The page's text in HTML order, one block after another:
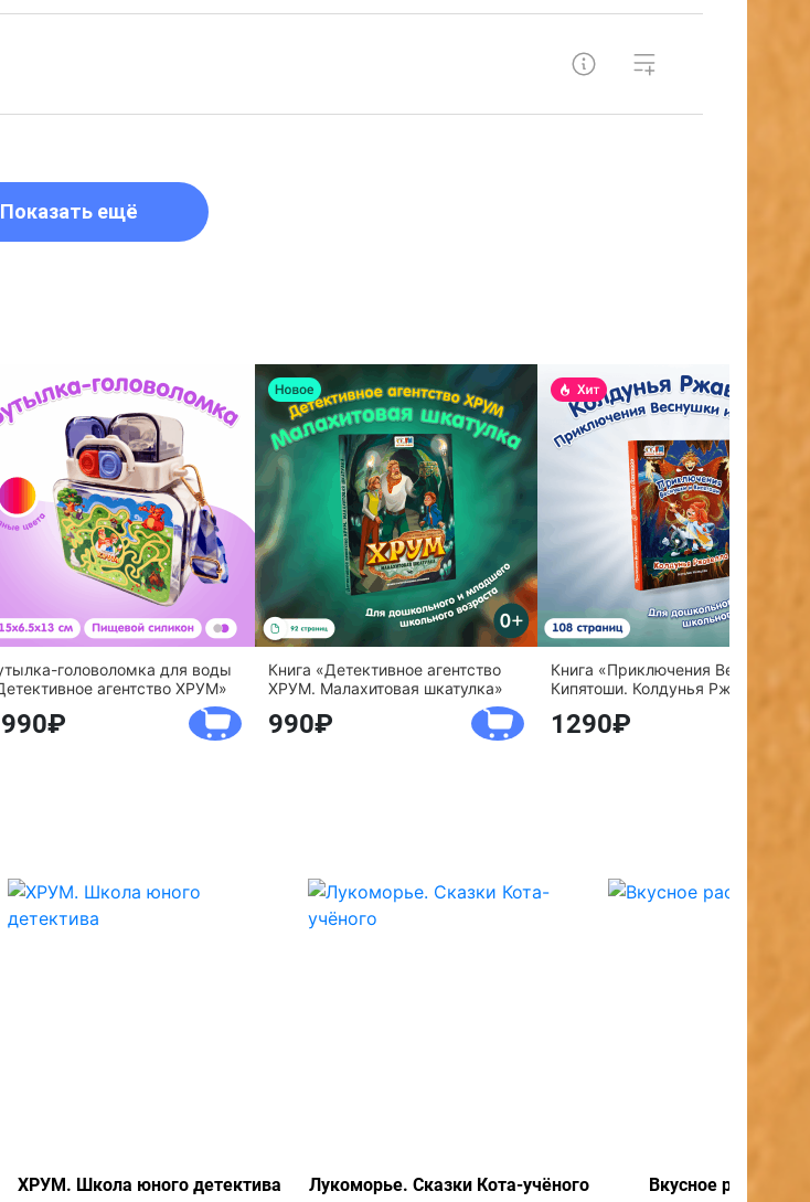
Показать ещё
головоломка для воды
агентство ХРУМ»
Книга «Детективное агентство
ХРУМ. Малахитовая шкатулка»
990
Книга «Приключения Веснушки и
Кипятоши. Колдунья Ржавелла»
1290
ХРУМ. Школа юного детектива Лукоморье. Сказки Кота-учёного Вкусное